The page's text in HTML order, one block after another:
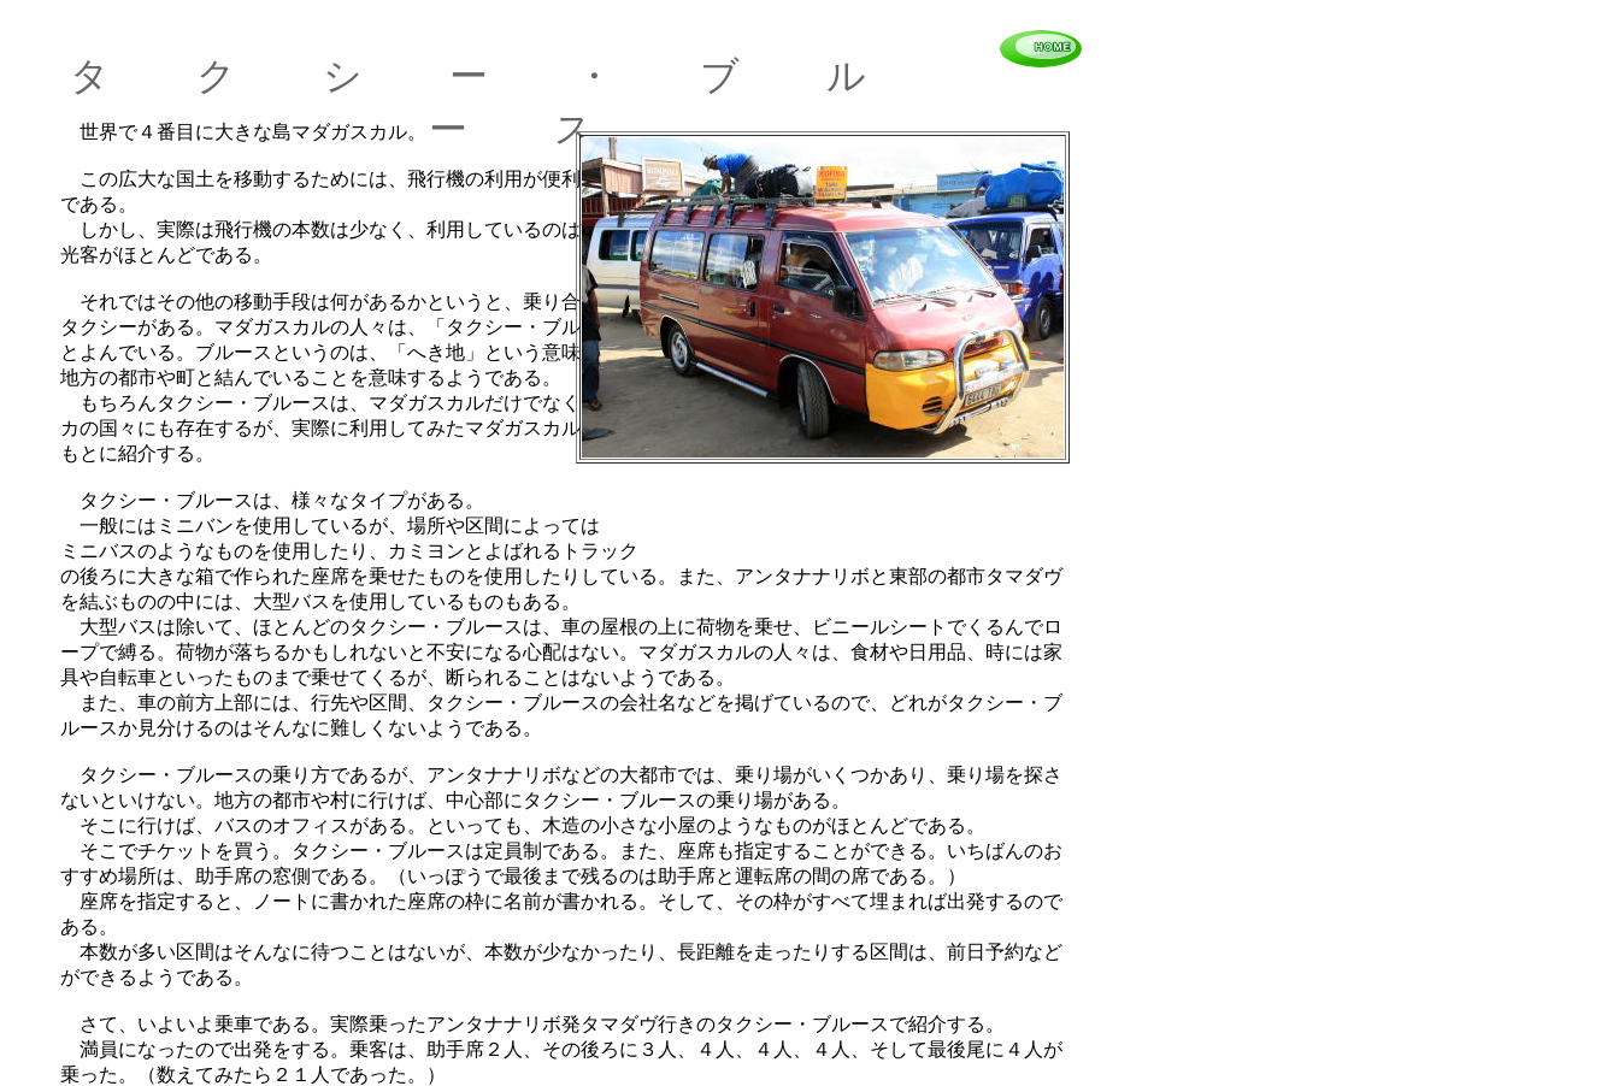
世界で４番目に大きな島マダガスカル。
この広大な国土を移動するためには、飛行機の利用が便利
である。
しかし、実際は飛行機の本数は少なく、利用しているのは観
光客がほとんどである。
それではその他の移動手段は何があるかというと、乗り合い
タクシーがある。マダガスカルの人々は、「タクシー・ブルース」
とよんでいる。ブルースというのは、「へき地」という意味があり、
地方の都市や町と結んでいることを意味するようである。
もちろんタクシー・ブルースは、マダガスカルだけでなく、アフリ
カの国々にも存在するが、実際に利用してみたマダガスカルを
もとに紹介する。
タクシー・ブルースは、様々なタイプがある。
一般にはミニバンを使用しているが、場所や区間によっては
ミニバスのようなものを使用したり、カミヨンとよばれるトラック
の後ろに大きな箱で作られた座席を乗せたものを使用したりしている。また、アンタナナリボと東部の都市タマダヴ
を結ぶものの中には、大型バスを使用しているものもある。
大型バスは除いて、ほとんどのタクシー・ブルースは、車の屋根の上に荷物を乗せ、ビニールシートでくるんでロ
ープで縛る。荷物が落ちるかもしれないと不安になる心配はない。マダガスカルの人々は、食材や日用品、時には家
具や自転車といったものまで乗せてくるが、断られることはないようである。
また、車の前方上部には、行先や区間、タクシー・ブルースの会社名などを掲げているので、どれがタクシー・ブ
ルースか見分けるのはそんなに難しくないようである。
タクシー・ブルースの乗り方であるが、アンタナナリボなどの大都市では、乗り場がいくつかあり、乗り場を探さ
ないといけない。地方の都市や村に行けば、中心部にタクシー・ブルースの乗り場がある。
そこに行けば、バスのオフィスがある。といっても、木造の小さな小屋のようなものがほとんどである。
そこでチケットを買う。タクシー・ブルースは定員制である。また、座席も指定することができる。いちばんのお
すすめ場所は、助手席の窓側である。（いっぽうで最後まで残るのは助手席と運転席の間の席である。）
座席を指定すると、ノートに書かれた座席の枠に名前が書かれる。そして、その枠がすべて埋まれば出発するので
ある。
本数が多い区間はそんなに待つことはないが、本数が少なかったり、長距離を走ったりする区間は、前日予約など
ができるようである。
さて、いよいよ乗車である。実際乗ったアンタナナリボ発タマダヴ行きのタクシー・ブルースで紹介する。
満員になったので出発をする。乗客は、助手席２人、その後ろに３人、４人、４人、４人、そして最後尾に４人が
乗った。（数えてみたら２１人であった。）
タ ク シ ー ・ ブ ル
ー ス